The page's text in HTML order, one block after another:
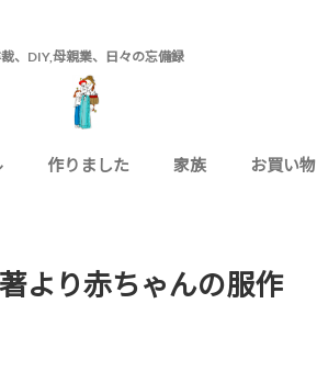
、DIY,母親業、日々の忘備録
作りました 家族 お買い物
より赤ちゃんの服作